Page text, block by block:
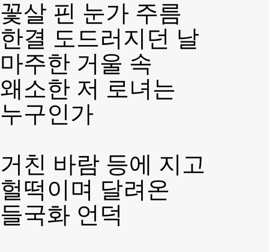
꽃살 핀 눈가 주름
한결 도드러지던 날
마주한 거울 속
왜소한 저 로녀는
누구인가
거친 바람 등에 지고
헐떡이며 달려온
들국화 언덕